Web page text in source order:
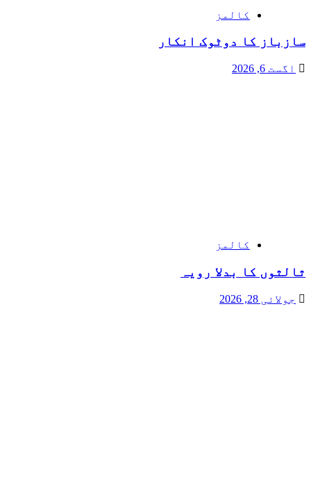
کالمز
سازباز کا دوٹوک انکار
اگست 6, 2026
کالمز
ثالثوں کا بدلا رویہ
جولائی 28, 2026